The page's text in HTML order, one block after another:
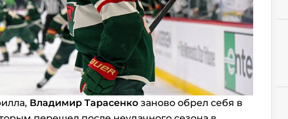
Владимир Тарасенко заново обрел себя в